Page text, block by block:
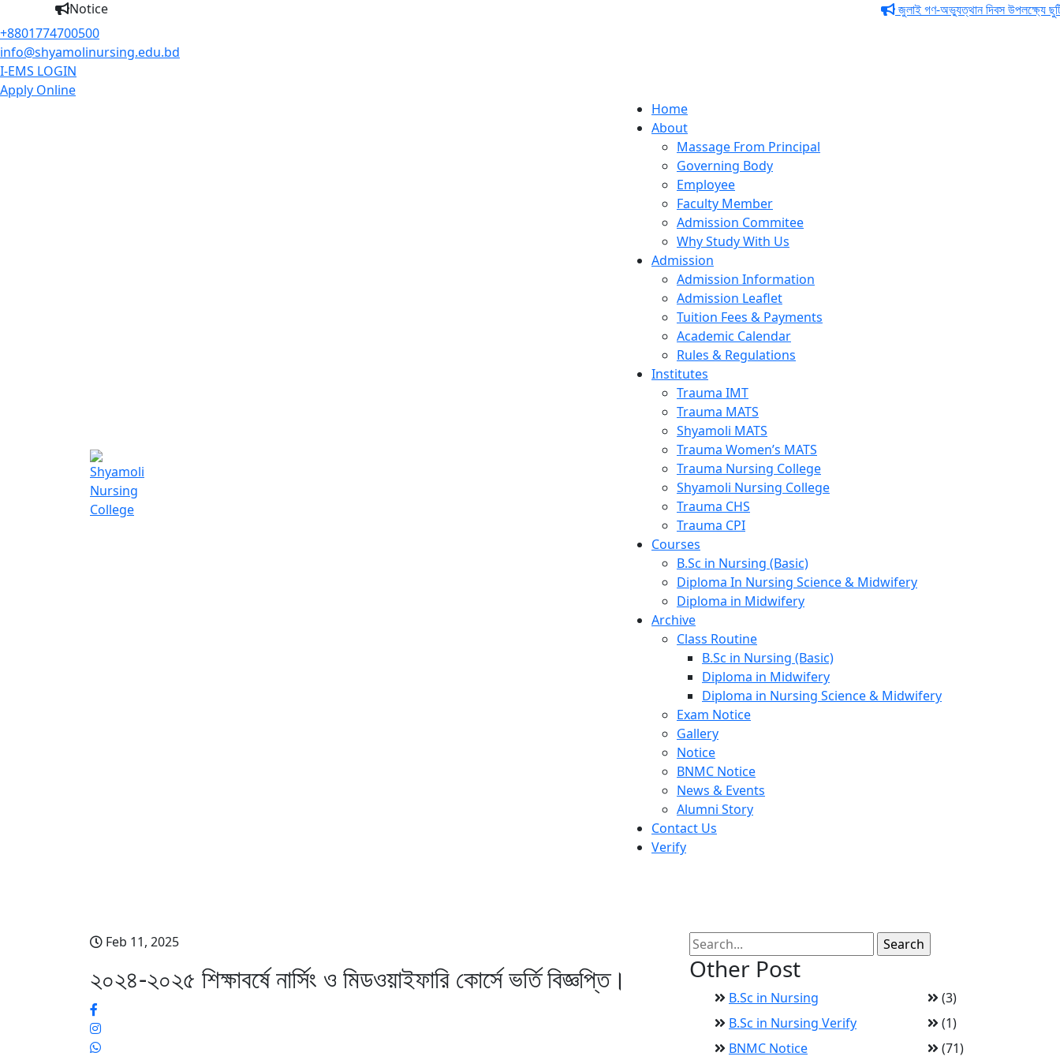
Notice
জুলাই গণ-অভ্যুত্থান দিবস উপলক্ষ্যে ছুটির
+8801774700500
info@shyamolinursing.edu.bd
I-EMS LOGIN
Apply Online
Home
About
Massage From Principal
Governing Body
Employee
Faculty Member
Admission Commitee
Why Study With Us
Admission
Admission Information
Admission Leaflet
Tuition Fees & Payments
Academic Calendar
Rules & Regulations
Institutes
Trauma IMT
Trauma MATS
Shyamoli MATS
Trauma Women’s MATS
Trauma Nursing College
Shyamoli Nursing College
Trauma CHS
Trauma CPI
Courses
B.Sc in Nursing (Basic)
Diploma In Nursing Science & Midwifery
Diploma in Midwifery
Archive
Class Routine
B.Sc in Nursing (Basic)
Diploma in Midwifery
Diploma in Nursing Science & Midwifery
Exam Notice
Gallery
Notice
BNMC Notice
News & Events
Alumni Story
Contact Us
Verify
Feb 11, 2025
২০২৪-২০২৫ শিক্ষাবর্ষে নার্সিং ও মিডওয়াইফারি কোর্সে ভর্তি বিজ্ঞপ্তি। Other Post
B.Sc in Nursing
(3)
B.Sc in Nursing Verify
(1)
BNMC Notice
(71)